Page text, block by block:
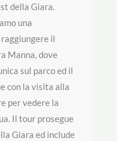
della Giara.
una
il
Manna, dove
sul parco ed il
con la visita alla
per vedere la
Il tour prosegue
Giara ed include